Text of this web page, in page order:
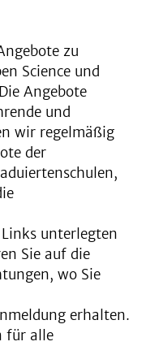
zu
Science und
Angebote
und
wir regelmäßig
der
unterlegten
Sie auf die
wo Sie
erhalten.
für alle